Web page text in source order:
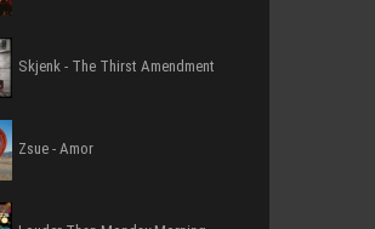
Skjenk - The Thirst Amendment
Zsue - Amor